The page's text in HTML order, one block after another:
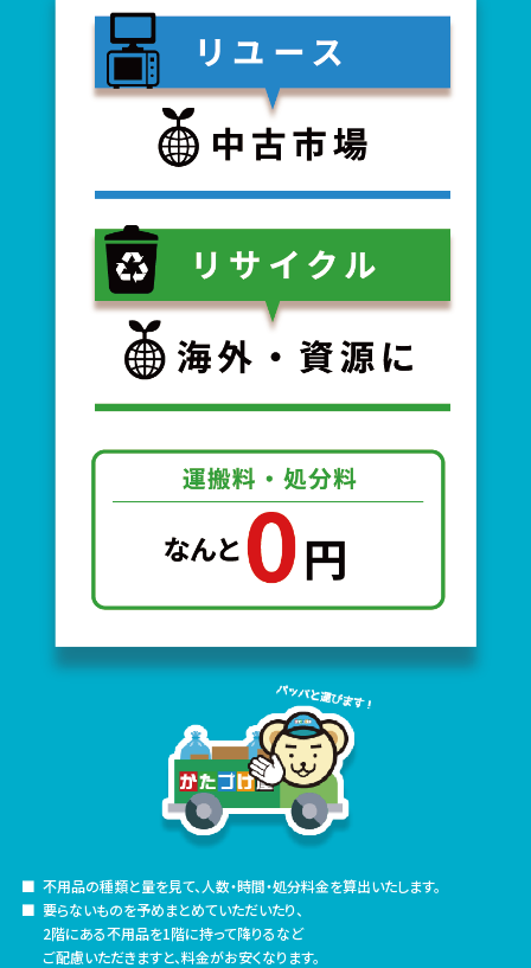
不用品の種類と量を見て、人数・時間・処分料金を算出いたします。
要らないものを予めまとめていただいたり、
2階にある不用品を1階に持って降りるなど
ご配慮いただきますと、料金がお安くなります。